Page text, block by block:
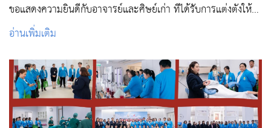
ขอแสดงความยินดีกับอาจารย์และศิษย์เก่า ที่ได้รับการแต่งตั้งให้
ดำรงตำแหน่งทางวิชาการ
อ่านเพิ่มเติม